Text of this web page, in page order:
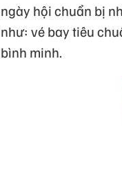
ngày hội chuẩn bị
như: vé bay tiêu
bình minh.